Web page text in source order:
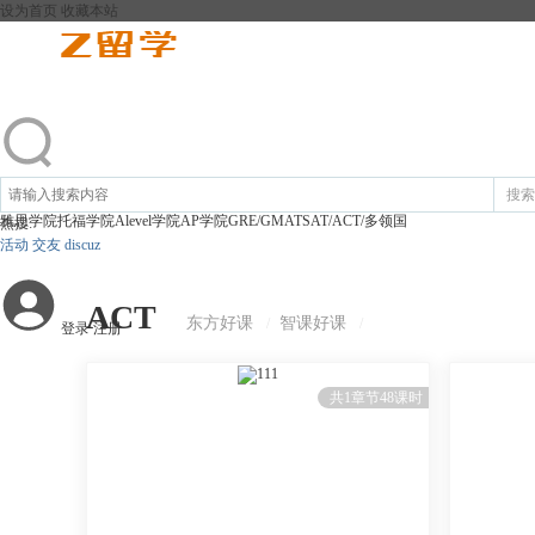
设为首页 收藏本站
搜索
热搜:
活动 交友 discuz
登录 注册
雅思学院托福学院Alevel学院AP学院GRE/GMATSAT/ACT/多领国
ACT 东方好课 智课好课
111
共1章节48课时